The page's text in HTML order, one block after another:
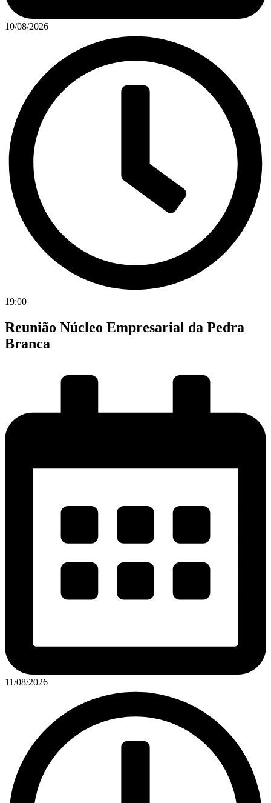
10/08/2026
19:00
Reunião Núcleo Empresarial da Pedra
Branca
11/08/2026